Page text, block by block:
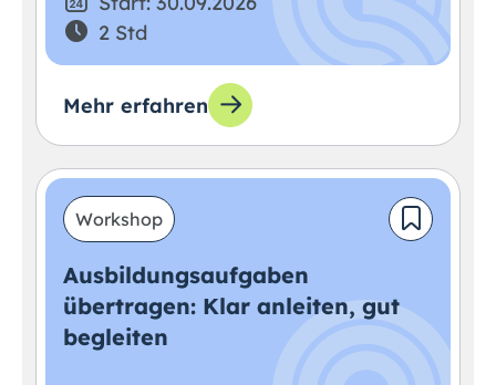
2 Std
Mehr erfahren
Workshop
Ausbildungsaufgaben
übertragen: Klar anleiten, gut
begleiten